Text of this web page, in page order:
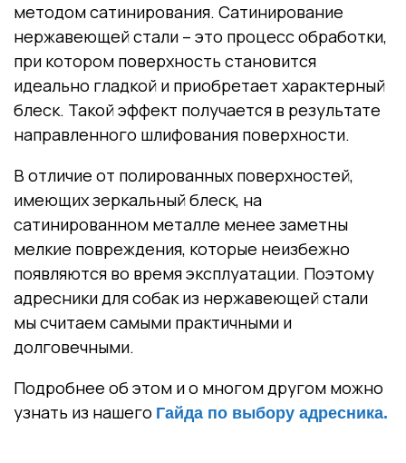
методом сатинирования. Сатинирование
нержавеющей стали – это процесс обработки,
при котором поверхность становится
идеально гладкой и приобретает характерный
блеск. Такой эффект получается в результате
направленного шлифования поверхности.
В отличие от полированных поверхностей,
имеющих зеркальный блеск, на
сатинированном металле менее заметны
мелкие повреждения, которые неизбежно
появляются во время эксплуатации. Поэтому
адресники для собак из нержавеющей стали
мы считаем самыми практичными и
долговечными.
Подробнее об этом и о многом другом можно
узнать из нашего Гайда по выбору адресника.